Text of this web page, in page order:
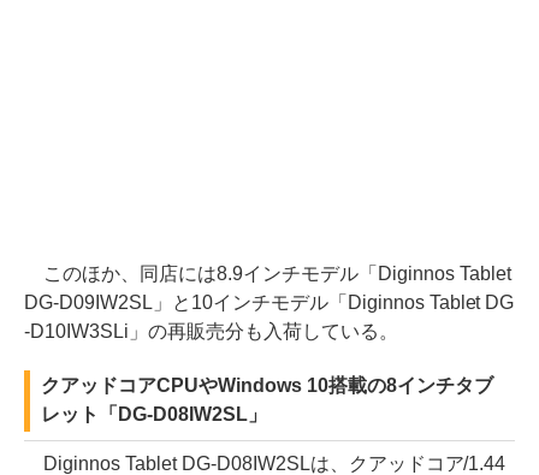
このほか、同店には8.9インチモデル「Diginnos Tablet
DG-D09IW2SL」と10インチモデル「Diginnos Tablet DG
-D10IW3SLi」の再販売分も入荷している。
クアッドコアCPUやWindows 10搭載の8インチタブ
レット「DG-D08IW2SL」
Diginnos Tablet DG-D08IW2SLは、クアッドコア/1.44